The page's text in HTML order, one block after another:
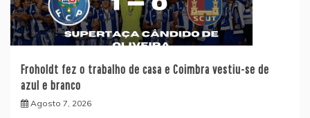
Froholdt fez o trabalho de casa e Coimbra vestiu-se de
azul e branco
Agosto 7, 2026